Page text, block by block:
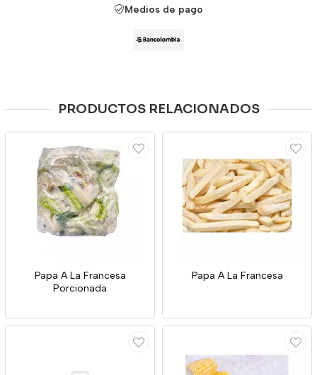
Medios de pago
PRODUCTOS RELACIONADOS
Papa A La Francesa
Porcionada
Papa A La Francesa